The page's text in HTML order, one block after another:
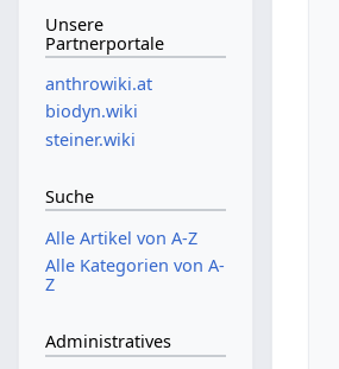
Unsere
Partnerportale
anthrowiki.at
biodyn.wiki
steiner.wiki
Suche
Alle Artikel von A-Z
Alle Kategorien von A-
Z
Administratives